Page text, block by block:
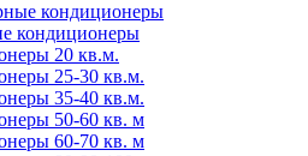
кондиционеры
кондиционеры
20 кв.м.
25-30 кв.м.
35-40 кв.м.
50-60 кв. м
60-70 кв. м